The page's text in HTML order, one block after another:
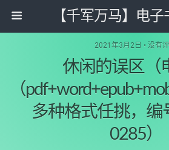
【千军万马】电子
2021年3月2日 • 没有
休闲的误区（
（
多种格式任挑，编
0285）